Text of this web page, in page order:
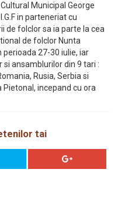
Municipal George
in parteneriat cu
de folclor sa ia parte la cea
de folclor Nunta
27-30 iulie, iar
ansamblurilor din 9 tari :
Rusia, Serbia si
Pietonal, incepand cu ora
tai